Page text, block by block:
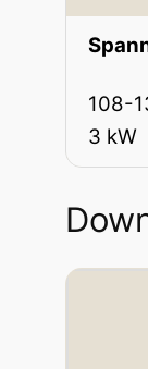
108-
3 kW